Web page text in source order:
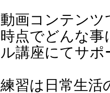
動画コンテンツ
時点でどんな事
ル講座にてサ
練習は日常生活